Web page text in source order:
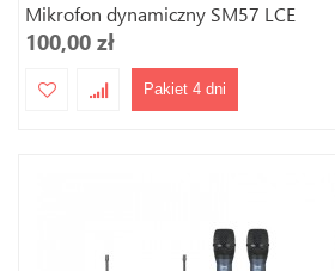
Mikrofon dynamiczny SM57 LCE
100,00 zł
Pakiet 4 dni